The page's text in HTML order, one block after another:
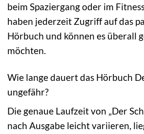
beim Spaziergang oder im
haben jederzeit Zugriff auf das
Hörbuch und können es überall
möchten.
Wie lange dauert das Hörbuch
ungefähr?
Die genaue Laufzeit von „Der
nach Ausgabe leicht variieren,